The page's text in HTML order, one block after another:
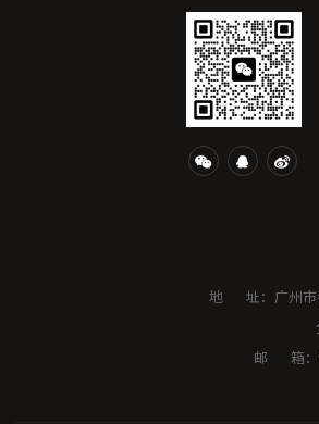
地 址：广州市
邮 箱：